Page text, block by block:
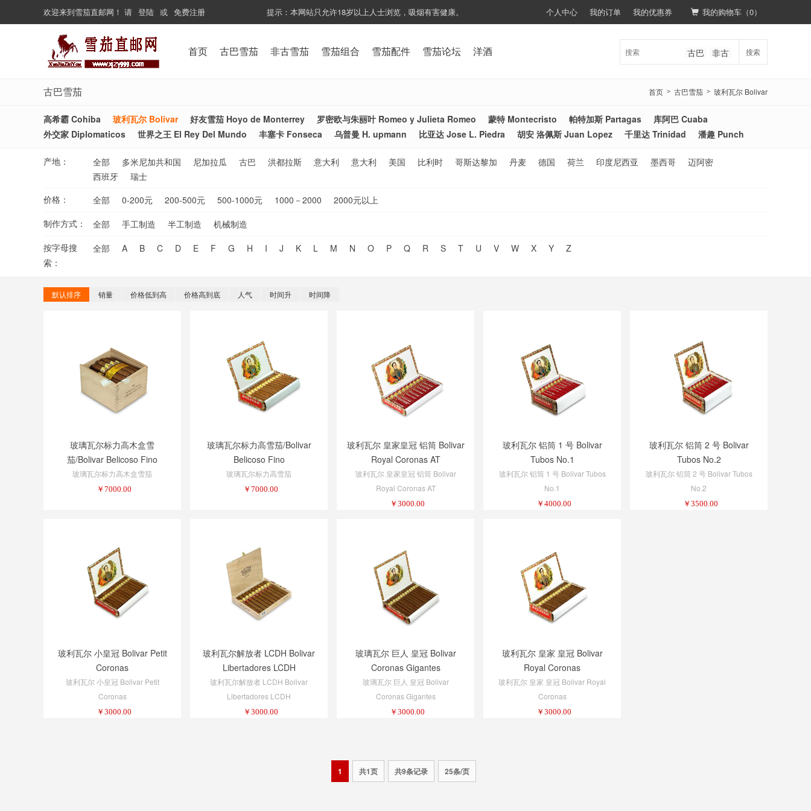
个人中心 我的订单 我的优惠券
欢迎来到雪茄直邮网 ！ 请 登陆 或 免费注册 提示：本网站只允许18岁以上人士浏览，吸烟有害健康。 我的购物车（0）
首页 古巴雪茄 非古雪茄 雪茄组合 雪茄配件 雪茄论坛 洋酒 搜索
古巴 非古
古巴雪茄 首页 > 古巴雪茄 > 玻利瓦尔 Bolivar
高希霸 Cohiba 玻利瓦尔 Bolivar 好友雪茄 Hoyo de Monterrey 罗密欧与朱丽叶 Romeo y Julieta Romeo 蒙特 Montecristo 帕特加斯 Partagas
库阿巴 Cuaba
外交家 Diplomaticos
世界之王 El Rey Del Mundo 丰塞卡 Fonseca 乌普曼 H. upmann 比亚达 Jose L. Piedra 胡安 洛佩斯 Juan Lopez 千里达 Trinidad 潘趣 Punch
产地： 全部 多米尼加共和国 尼加拉瓜 古巴 洪都拉斯 意大利 意大利 美国 比利时 哥斯达黎加 丹麦 德国 荷兰 印度尼西亚 墨西哥
迈阿密
西班牙
瑞士
价格：
全部 0-200元 200-500元 500-1000元 1000－2000
2000元以上
制作方式：
全部 手工制造 半工制造
机械制造
按字母搜
索：
全部 A B C D E F G H I J K L M N O P Q R S T U V W X Y Z
默认排序 销量 价格低到高 价格高到底 人气 时间升 时间降
玻璃瓦尔标力高木盒雪
茄/Bolivar Belicoso Fino
玻璃瓦尔标力高木盒雪茄
￥ 7000.00
玻璃瓦尔标力高雪茄/Bolivar
Belicoso Fino
玻璃瓦尔标力高雪茄
￥ 7000.00
玻利瓦尔 皇家皇冠 铝筒 Bolivar
Royal Coronas AT
玻利瓦尔 皇家皇冠 铝筒 Bolivar
Royal Coronas AT
￥ 3000.00
玻利瓦尔 铝筒 1 号 Bolivar
Tubos No.1
玻利瓦尔 铝筒 1 号 Bolivar Tubos
No.1
￥ 4000.00
玻利瓦尔 铝筒 2 号 Bolivar
Tubos No.2
玻利瓦尔 铝筒 2 号 Bolivar Tubos
No.2
￥ 3500.00
玻利瓦尔 小皇冠 Bolivar Petit
Coronas
玻利瓦尔 小皇冠 Bolivar Petit
Coronas
￥ 3000.00
玻利瓦尔解放者 LCDH Bolivar
Libertadores LCDH
玻利瓦尔解放者 LCDH Bolivar
Libertadores LCDH
￥ 3000.00
玻璃瓦尔 巨人 皇冠 Bolivar
Coronas Gigantes
玻璃瓦尔 巨人 皇冠 Bolivar
Coronas Gigantes
￥ 3000.00
玻利瓦尔 皇家 皇冠 Bolivar
Royal Coronas
玻利瓦尔 皇家 皇冠 Bolivar Royal
Coronas
￥ 3000.00
1 共1页 共9条记录 25条/页